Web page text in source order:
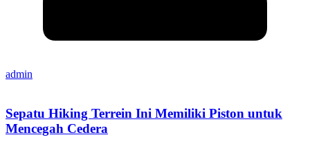
admin
Sepatu Hiking Terrein Ini Memiliki Piston untuk
Mencegah Cedera